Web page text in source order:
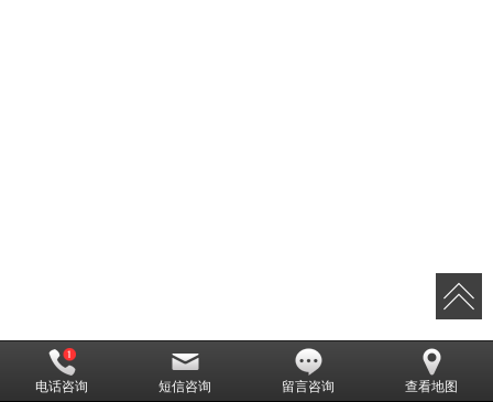
电话咨询 短信咨询 留言咨询 查看地图